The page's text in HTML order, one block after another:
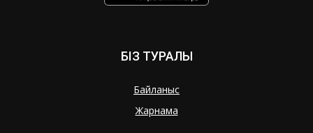
БІЗ ТУРАЛЫ
Байланыс
Жарнама